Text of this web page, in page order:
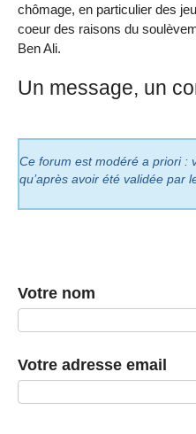
chômage, en particulier des
coeur des raisons du
Ben Ali.
Un message, un
Ce forum est modéré a priori :
qu’après avoir été validée par
Votre nom
Votre adresse email